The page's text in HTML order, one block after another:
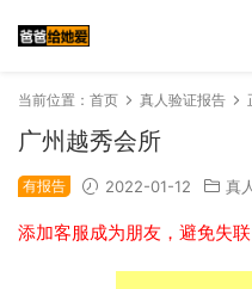
当前位置： 首页 真人验证报告
广州越秀会所
有报告 2022-01-12 真
添加客服成为朋友，避免失